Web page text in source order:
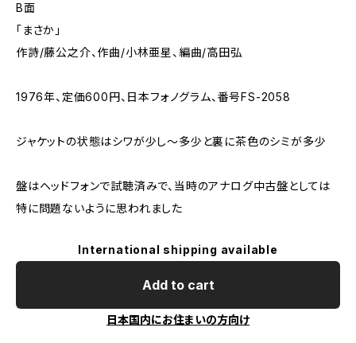
B面
「まさか」
作詩/藤公之介、作曲/小林亜星、編曲/高田弘
1976年、定価600円、日本フォノグラム、番号FS-2058
ジャケットの状態はシワが少し～多少と裏に茶色のシミが多少
盤はヘッドフォンで試聴済みで、当時のアナログ中古盤としては
特に問題ないように思われました
International shipping available
Add to cart
日本国内にお住まいの方向け